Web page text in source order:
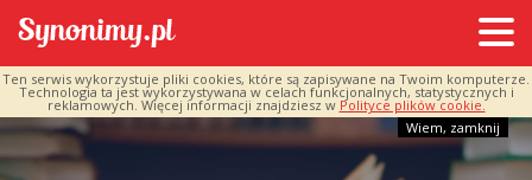
Ten serwis wykorzystuje pliki cookies, które są zapisywane na Twoim komputerze.
Technologia ta jest wykorzystywana w celach funkcjonalnych, statystycznych i
reklamowych. Więcej informacji znajdziesz w Polityce plików cookie.
Wiem, zamknij